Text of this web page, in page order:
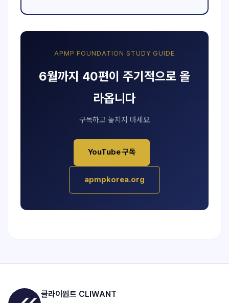
APMP FOUNDATION STUDY GUIDE
6월까지 40편이 주기적으로 올
라옵니다
구독하고 놓치지 마세요
YouTube 구독
apmpkorea.org
클라이원트 CLIWANT